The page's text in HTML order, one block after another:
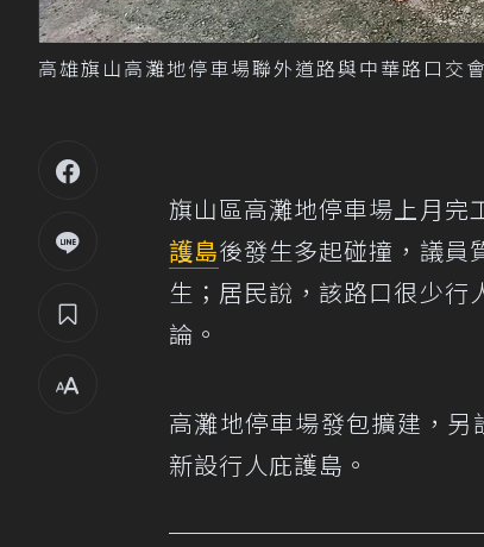
高雄旗山高灘地停車場聯外道路與中華路口交
旗山區高灘地停車場上月完
護島後發生多起碰撞，議員
生；居民說，該路口很少行
論。
高灘地停車場發包擴建，
新設行人庇護島。